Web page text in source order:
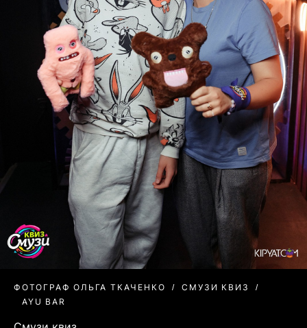
ФОТОГРАФ ОЛЬГА ТКАЧЕНКО
СМУЗИ КВИЗ
AYU BAR